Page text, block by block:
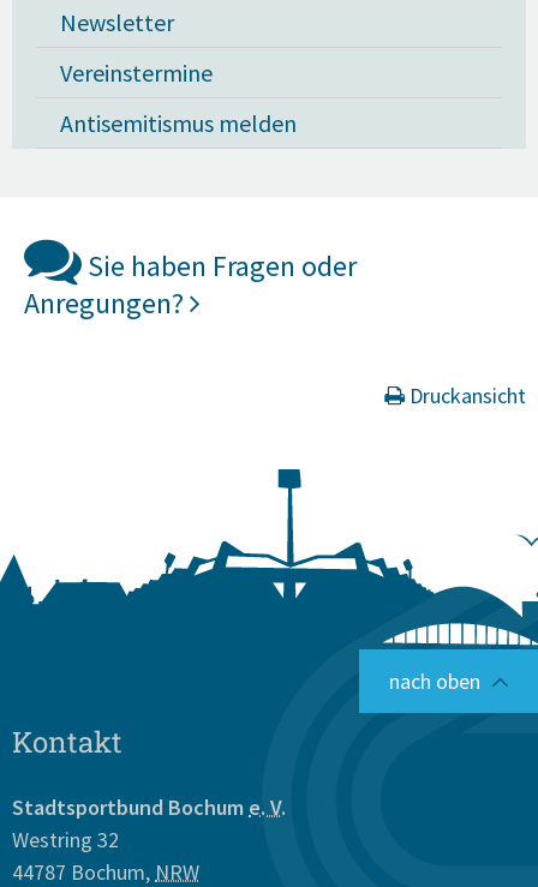
Newsletter
Vereinstermine
Antisemitismus melden
Sie haben Fragen oder
Anregungen?
Druckansicht
nach oben
Kontakt
Stadtsportbund Bochum e. V.
Westring 32
44787 Bochum, NRW